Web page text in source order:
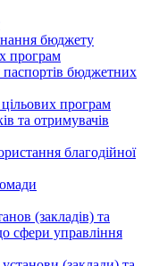
бюджету
програм
бюджетних
програм
та отримувачів
благодійної
(закладів) та
сфери управління